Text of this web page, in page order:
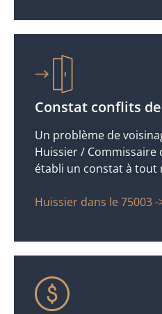
Constat conflits
Un problème de
Huissier / Commissaire
établi un constat à tout
Huissier dans le 75003 -